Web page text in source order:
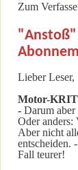
Zum
"Anstoß"
Lieber Leser,
Motor-
- Darum
Oder anders:
Aber nicht
entscheiden.
Fall teurer!